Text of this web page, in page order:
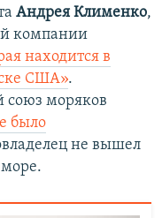
Андрея Клименко,
компании
находится в
США».
союз моряков
было
не вышел
море.